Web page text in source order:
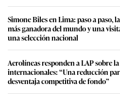
Simone Biles en Lima: paso a paso,
más ganadora del mundo y una
una selección nacional
Aerolíneas responden a LAP sobre la
internacionales: “Una reducción
desventaja competitiva de fondo”